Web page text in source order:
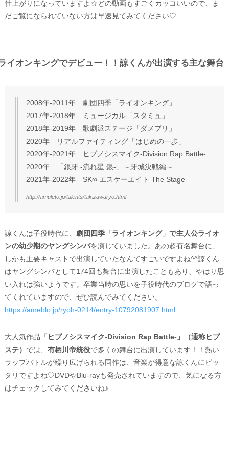
仕上がりになっていますよ☆どの動画もすごくカッコいいので、ま
だご覧になられていない方は早速見てみてください♡
イオンキングでデビュー！！諒くんが出演する主な舞台
2008年-2011年 劇団四季「ライオンキング」
2017年-2018年 ミュージカル「スタミュ」
2018年-2019年 歌劇派ステージ「ダメプリ」
2020年 リアルファイティング「はじめの一歩」
2020年-2021年 ヒプノシスマイク-Division Rap Battle-
2020年 「銀牙 -流れ星 銀-」～牙城決戦編～
2021年-2022年 SK∞ エスケーエイト The Stage
http://amuleto.jp/talents/takizawaryo.html
諒くんは子役時代に、 劇団四季「ライオンキング」で主人公ライオ
ンの幼少期のヤングシンバを演じていました。あの超有名舞台に、
しかも主要キャストで出演していたなんてすごいですよね^^諒くん
はヤングシンバとして174回も舞台に出演したこともあり、やはり思
い入れは強いようです。卒業当時の思いを子役時代のブログで語っ
てくれていますので、ぜひ読んでみてください。
https://ameblo.jp/ryoh-0214/entry-10792081907.html
大人気作品「 ヒプノシスマイク-Division Rap Battle-」（通称ヒプ
ステ） では、 有栖川帝統役で多くの舞台に出演しています！！熱い
ラップバトルが繰り広げられる同作は、音楽が得意な諒くんにピッ
タリですよね♡DVDやBlu-rayも発売されていますので、気になる方
はチェックしてみてくださいね♪